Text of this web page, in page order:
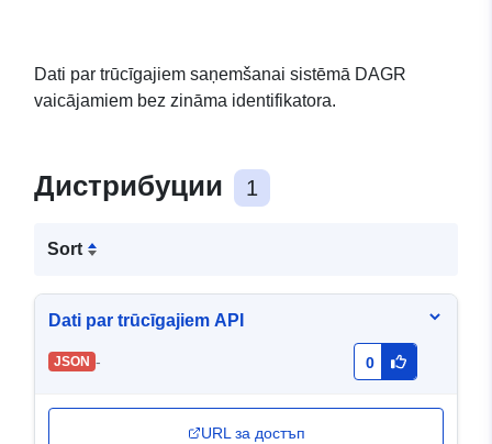
Dati par trūcīgajiem saņemšanai sistēmā DAGR
vaicājamiem bez zināma identifikatora.
Дистрибуции 1
Sort
Dati par trūcīgajiem API
JSON - 0
URL за достъп